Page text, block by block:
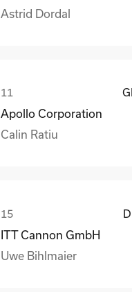
Astrid Dordal
Apollo Corporation
Calin Ratiu
ITT Cannon GmbH
Uwe Bihlmaier